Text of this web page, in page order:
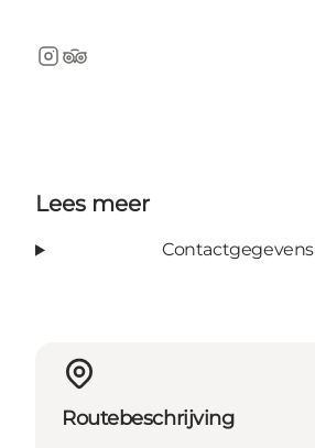
Instagram
TripAdvisor
Lees meer
Contactgegevens
Routebeschrijving